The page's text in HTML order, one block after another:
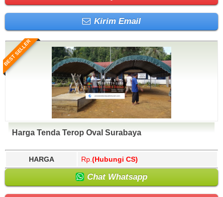
Kirim Email
BEST SELLER
Harga Tenda Terop Oval Surabaya
HARGA Rp. (Hubungi CS)
Chat Whatsapp